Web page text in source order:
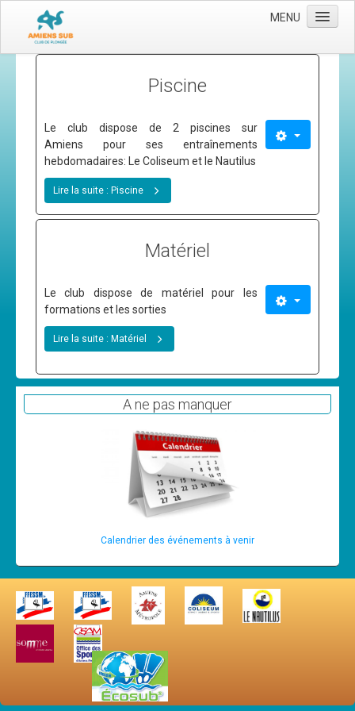
MENU
Les moyens
L'équipe
Le comité directeur
Nos activités
Plongée adultes
Adhérer
Les News
Dernières nouvelles
Planning piscine
Les formations
Niveau 1
Niveau 2
Niveau 3
Nitrox
Piscine
Le club dispose de 2 piscines sur
Amiens pour ses entraînements
hebdomadaires: Le Coliseum et le Nautilus
Lire la suite : Piscine
Matériel
Le club dispose de matériel pour les
formations et les sorties
Lire la suite : Matériel
A ne pas manquer
Calendrier des événements à venir